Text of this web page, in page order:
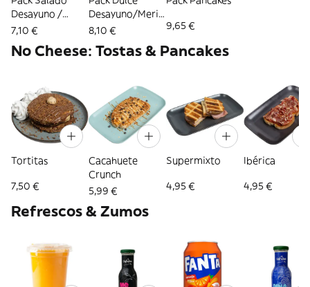
Desayuno /
Merienda
7,10 €
Desayuno/Merie
nda
8,10 € 9,65 €
No Cheese: Tostas & Pancakes
Tortitas
7,50 €
Cacahuete
Crunch
5,99 €
Supermixto
4,95 €
Ibérica
4,95 €
Refrescos & Zumos